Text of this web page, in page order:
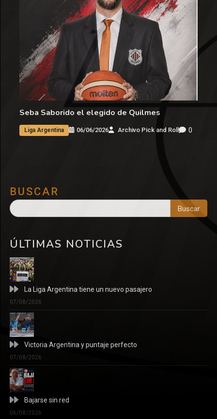
Seba Saborido el elegido de Quilmes
Liga Argentina 06/06/2026 Archivo Pick and Roll 0
BUSCAR
Buscar
ÚLTIMAS NOTICIAS
La Liga Argentina tiene un nuevo pasajero
07/08/2026
Victoria Argentina y puntaje perfecto
07/08/2026
Bajarse sin red
06/08/2026